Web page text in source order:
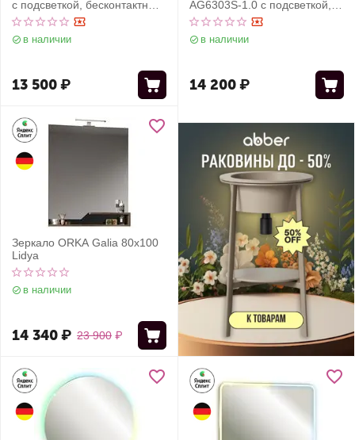
с подсветкой, бесконтактный
выключатель, диммер
в наличии
13 500₽
AG6303S-1.0 с подсветкой,
сенсорный выключатель,
диммер
в наличии
14 200₽
Зеркало ORKA Galia 80x100
Lidya
в наличии
23 900 ₽
14 340₽